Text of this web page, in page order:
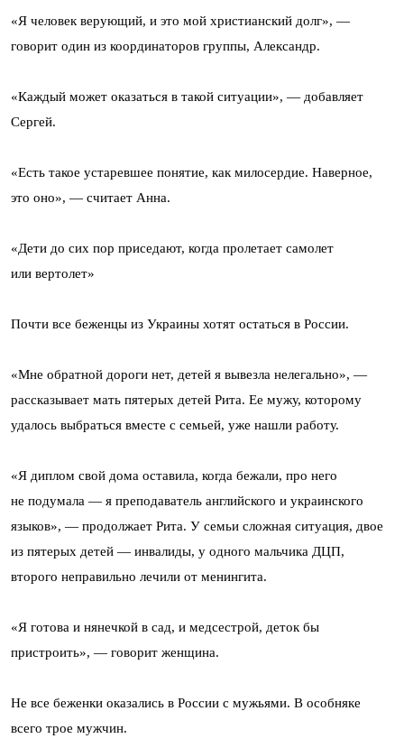
«Я человек верующий, и это мой христианский долг», —
говорит один из координаторов группы, Александр.
«Каждый может оказаться в такой ситуации», — добавляет
Сергей.
«Есть такое устаревшее понятие, как милосердие. Наверное,
это оно», — считает Анна.
«Дети до сих пор приседают, когда пролетает самолет
или вертолет»
Почти все беженцы из Украины хотят остаться в России.
«Мне обратной дороги нет, детей я вывезла нелегально», —
рассказывает мать пятерых детей Рита. Ее мужу, которому
удалось выбраться вместе с семьей, уже нашли работу.
«Я диплом свой дома оставила, когда бежали, про него
не подумала — я преподаватель английского и украинского
языков», — продолжает Рита. У семьи сложная ситуация, двое
из пятерых детей — инвалиды, у одного мальчика ДЦП,
второго неправильно лечили от менингита.
«Я готова и нянечкой в сад, и медсестрой, деток бы
пристроить», — говорит женщина.
Не все беженки оказались в России с мужьями. В особняке
всего трое мужчин.